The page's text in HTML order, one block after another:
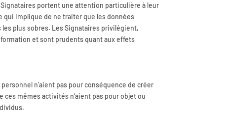
portent une attention particulière à leur
implique de ne traiter que les données
plus sobres. Les Signataires privilégient,
et sont prudents quant aux effets
n’aient pas pour conséquence de créer
mêmes activités n’aient pas pour objet ou